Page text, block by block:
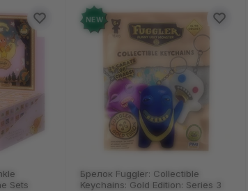
Series 3
NEW
Брелок Fuggler: Collectible
Keychains: Series 2 (Blind Box: 1 з